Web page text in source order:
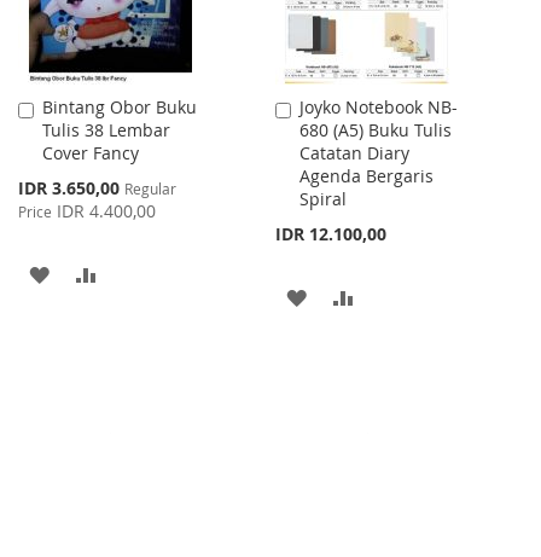
Bintang Obor Buku
Tulis 38 Lembar
Cover Fancy
Special
Price
IDR 3.650,00 Regular
Price IDR 4.400,00
Add
to
Cart
ADD
Joyko Notebook NB-
680 (A5) Buku Tulis
Catatan Diary
Agenda Bergaris
Spiral
IDR 12.100,00
Add
to
Cart
ADD